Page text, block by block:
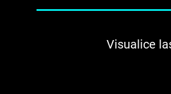
Visualice